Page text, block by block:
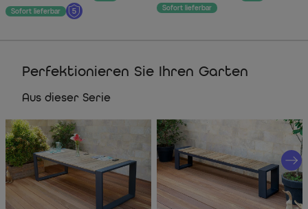
Sofort lieferbar
Sofort lieferbar
Perfektionieren Sie Ihren Garten
Aus dieser Serie